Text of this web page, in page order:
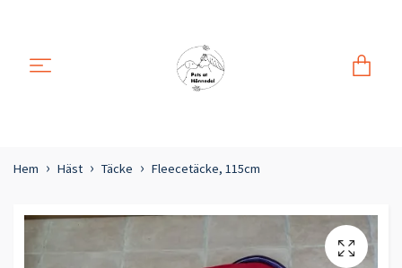
Hem Häst Täcke Fleecetäcke, 115cm